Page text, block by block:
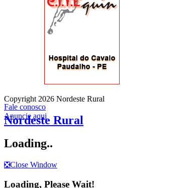
Fale conosco
Anuncie aqui
Copyright 2026 Nordeste Rural
Nordeste Rural
Loading..
❎Close Window
Loading, Please Wait!